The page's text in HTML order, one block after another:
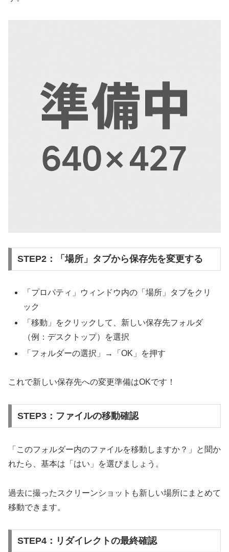
STEP2：「場所」タブから保存先を変更する
「プロパティ」ウィンドウ内の「場所」タブをクリ
ック
「移動」をクリックして、新しい保存先フォルダ
（例：デスクトップ）を選択
「フォルダーの選択」→「OK」を押す
これで新しい保存先への変更準備はOKです！
STEP3：ファイルの移動確認
「このフォルダー内のファイルを移動しますか？」と聞か
れたら、基本は「はい」を選びましょう。
過去に撮ったスクリーンショットも新しい場所にまとめて
移動できます。
STEP4：リダイレクトの最終確認